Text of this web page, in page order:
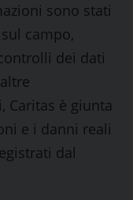
sono stati
campo,
dei dati
Caritas è giunta
e i danni reali
dal